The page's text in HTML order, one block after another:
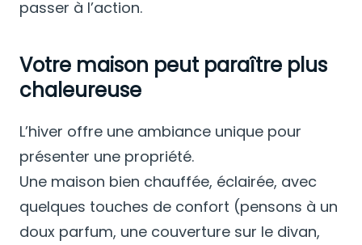
passer à l’action.
Votre maison peut paraître plus
chaleureuse
L’hiver offre une ambiance unique pour
présenter une propriété.
Une maison bien chauffée, éclairée, avec
quelques touches de confort (pensons à un
doux parfum, une couverture sur le divan,